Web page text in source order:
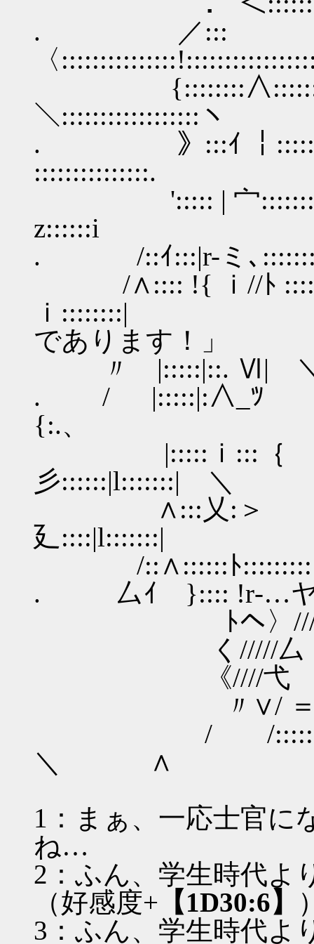
. ／:::
〈
{::::::::∧::::::::::::
＼::::::::::::::::::ヽ
. 》:::ｲ ￤
:::::::::::::::.
'::::: | 宀
z::::::i
. /::ｲ:::|r-ミ､:::::::l
/∧:::: !{ ｉ//ﾄ ::::
ｉ::::::::| 「え
であります！」
〃 |:::::|::. Ⅵ| ＼
. / |:::::|:∧_ﾂ 丶
{:.、
|:::::ｉ:::｛
彡
∧:::乂:＞
廴::::|l:::::::|
/::∧::::::ﾄ:::::::::≧
. 厶ｲ }:::: !r‐…ヤ
ﾄヘ〉////} ﾍ.
く/////厶
《////弋 ⌒《
〃∨/ ＝＝＝
/ /
＼ ∧
1：まぁ、一応士官に
ね…
2：ふん、学生時代よ
（好感度+ 【1D30:6】
3：ふん、学生時代よ